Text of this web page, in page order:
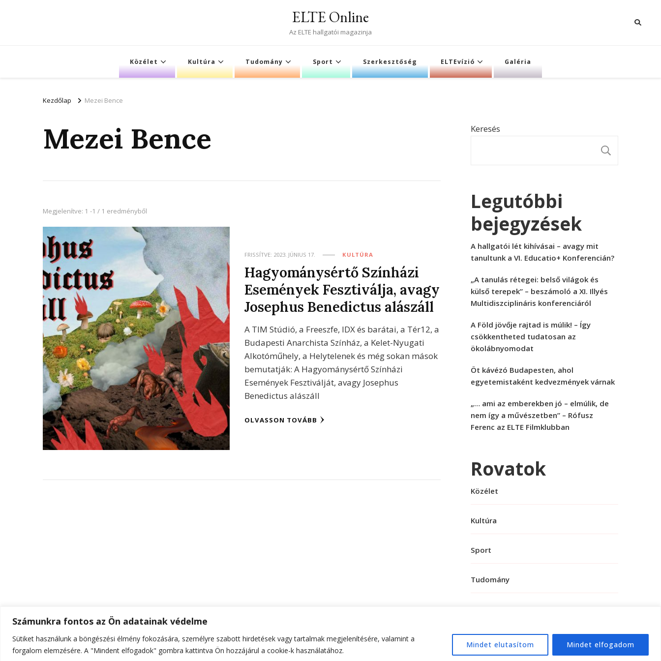
Számunkra fontos az Ön adatainak védelme
Sütiket használunk a böngészési élmény fokozására, személyre szabott hirdetések vagy tartalmak megjelenítésére, valamint a
forgalom elemzésére. A "Mindent elfogadok" gombra kattintva Ön hozzájárul a cookie-k használatához.
Mindet elutasítom Mindet elfogadom
ELTE Online
Az ELTE hallgatói magazinja
Közélet Kultúra Tudomány Sport Szerkesztőség ELTEvízió Galéria
Kezdőlap Mezei Bence
Mezei Bence
Megjelenítve: 1 -1 / 1 eredményből
FRISSÍTVE: 2023. JÚNIUS 17. KULTÚRA
Hagyománysértő Színházi
Események Fesztiválja, avagy
Josephus Benedictus alászáll
A TIM Stúdió, a Freeszfe, IDX és barátai, a Tér12, a
Budapesti Anarchista Színház, a Kelet-Nyugati
Alkotóműhely, a Helytelenek és még sokan mások
bemutatják: A Hagyománysértő Színházi
Események Fesztiválját, avagy Josephus
Benedictus alászáll
OLVASSON TOVÁBB
Keresés
Legutóbbi
bejegyzések
A hallgatói lét kihívásai – avagy mit
tanultunk a VI. Educatio+ Konferencián?
„A tanulás rétegei: belső világok és
külső terepek” – beszámoló a XI. Illyés
Multidiszciplináris konferenciáról
A Föld jövője rajtad is múlik! – Így
csökkentheted tudatosan az
ökolábnyomodat
Öt kávézó Budapesten, ahol
egyetemistaként kedvezmények várnak
„… ami az emberekben jó – elmúlik, de
nem így a művészetben” – Rófusz
Ferenc az ELTE Filmklubban
Rovatok
Közélet
Kultúra
Sport
Tudomány
© Szerzői jog 2026ELTE Online . Minden jog fenntartva.Hello Fashion | Fejlesztette WordPress.